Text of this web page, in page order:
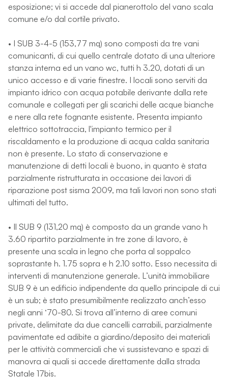
esposizione; vi si accede dal pianerottolo del vano scala
comune e/o dal cortile privato.
• I SUB 3-4-5 (153,77 mq) sono composti da tre vani
comunicanti, di cui quello centrale dotato di una ulteriore
stanza interna ed un vano wc, tutti h 3.20, dotati di un
unico accesso e di varie finestre. I locali sono serviti da
impianto idrico con acqua potabile derivante dalla rete
comunale e collegati per gli scarichi delle acque bianche
e nere alla rete fognante esistente. Presenta impianto
elettrico sottotraccia, l'impianto termico per il
riscaldamento e la produzione di acqua calda sanitaria
non è presente. Lo stato di conservazione e
manutenzione di detti locali è buono, in quanto è stata
parzialmente ristrutturata in occasione dei lavori di
riparazione post sisma 2009, ma tali lavori non sono stati
ultimati del tutto.
• Il SUB 9 (131,20 mq) è composto da un grande vano h
3.60 ripartito parzialmente in tre zone di lavoro, è
presente una scala in legno che porta al soppalco
soprastante h. 1.75 sopra e h 2.10 sotto. Esso necessita di
interventi di manutenzione generale. L’unità immobiliare
SUB 9 è un edificio indipendente da quello principale di cui
è un sub; è stato presumibilmente realizzato anch’esso
negli anni ‘70-80. Si trova all’interno di aree comuni
private, delimitate da due cancelli carrabili, parzialmente
pavimentate ed adibite a giardino/deposito dei materiali
per le attività commerciali che vi sussistevano e spazi di
manovra ai quali si accede direttamente dalla strada
Statale 17bis.